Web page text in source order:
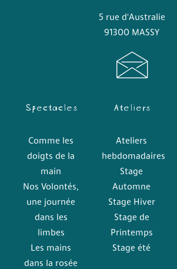
5 rue d'Australie
91300 MASSY
Spectacles
Comme les
doigts de la
main
Nos Volontés,
une journée
dans les
limbes
Les mains
dans la rosée
Ateliers
Ateliers
hebdomadaires
Stage
Automne
Stage Hiver
Stage de
Printemps
Stage été